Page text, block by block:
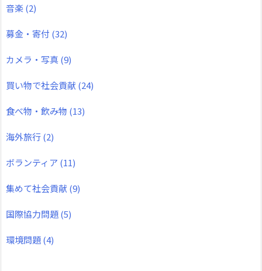
音楽(2)
募金・寄付 (32)
カメラ・写真(9)
買い物で社会貢献 (24)
食べ物・飲み物 (13)
海外旅行(2)
ボランティア (11)
集めて社会貢献 (9)
国際協力問題(5)
環境問題(4)